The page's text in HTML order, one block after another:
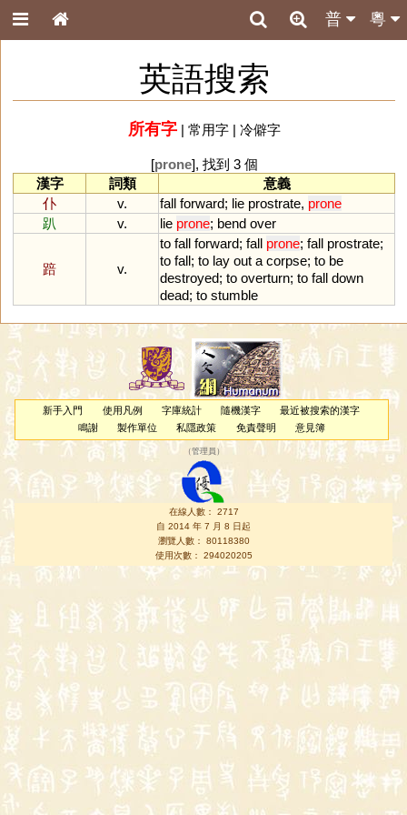
粵
普
英語搜索
所有字| 常用字| 冷僻字
[prone], 找到 3 個
漢字
詞類
意義
仆
v. fall forward; lie prostrate, prone
趴
v. lie prone; bend over
踣 v.
to fall forward; fall prone; fall prostrate;
to fall; to lay out a corpse; to be
destroyed; to overturn; to fall down
dead; to stumble
新手入門 使用凡例 字庫統計 隨機漢字
最近被搜索的漢字
鳴謝
製作單位 私隱政策 免責聲明 意見簿
（管理員 ）
在線人數： 2717
自 2014 年 7 月 8 日起
瀏覽人數： 80118380
使用次數： 294020205